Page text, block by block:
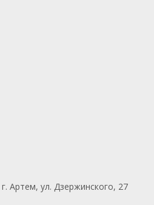
Артем, ул. Дзержинского, 27